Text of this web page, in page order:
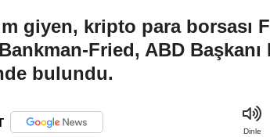
giyen, kripto para borsası
Fried, ABD Başkanı
bulundu.
Dinle